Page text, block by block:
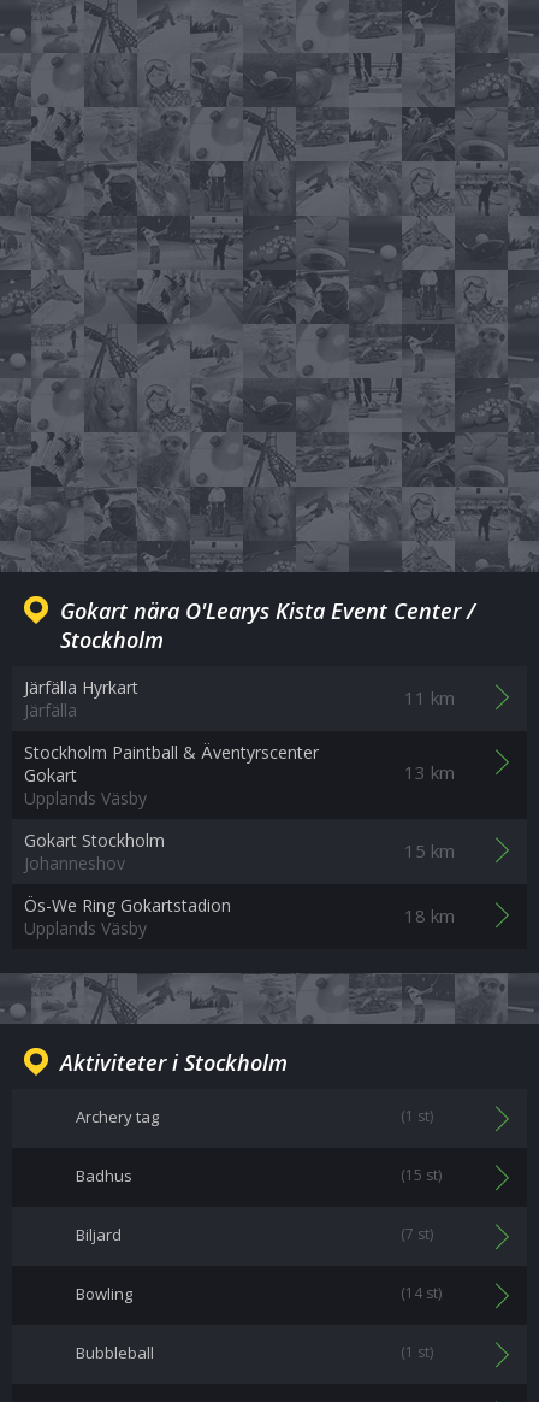
Gokart nära O'Learys Kista Event Center /
Stockholm
Järfälla Hyrkart
Järfälla
11 km
Stockholm Paintball & Äventyrscenter
Gokart
Upplands Väsby
13 km
Gokart Stockholm
Johanneshov
15 km
Ös-We Ring Gokartstadion
Upplands Väsby
18 km
Aktiviteter i Stockholm
Archery tag (1 st)
Badhus (15 st)
Biljard (7 st)
Bowling (14 st)
Bubbleball (1 st)